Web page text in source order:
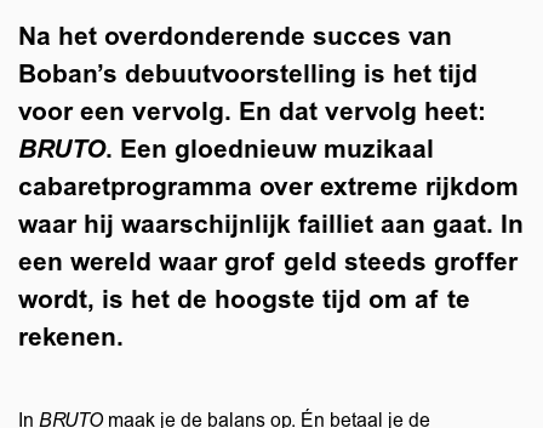
Na het overdonderende succes van
Boban’s debuutvoorstelling is het tijd
voor een vervolg. En dat vervolg heet:
BRUTO. Een gloednieuw muzikaal
cabaretprogramma over extreme rijkdom
waar hij waarschijnlijk failliet aan gaat. In
een wereld waar grof geld steeds groffer
wordt, is het de hoogste tijd om af te
rekenen.
In BRUTO maak je de balans op. Én betaal je de